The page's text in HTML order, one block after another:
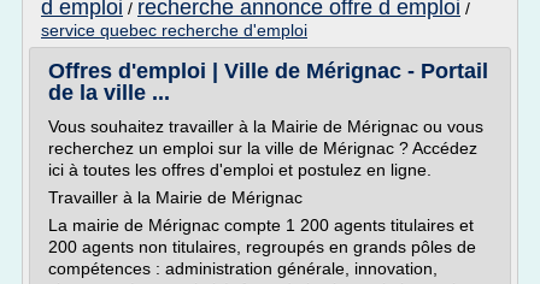
d emploi / recherche annonce offre d emploi /
service quebec recherche d'emploi
Offres d'emploi | Ville de Mérignac - Portail
de la ville ...
Vous souhaitez travailler à la Mairie de Mérignac ou vous
recherchez un emploi sur la ville de Mérignac ? Accédez
ici à toutes les offres d'emploi et postulez en ligne.
Travailler à la Mairie de Mérignac
La mairie de Mérignac compte 1 200 agents titulaires et
200 agents non titulaires, regroupés en grands pôles de
compétences : administration générale, innovation,